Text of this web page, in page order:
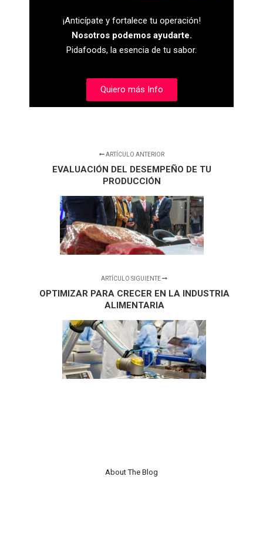
¡Anticípate y fortalece tu operación!
Nosotros podemos ayudarte.
Pidafoods, la esencia de tu sabor.
Quiero más Info
ARTÍCULO ANTERIOR
EVALUACIÓN DEL DESEMPEÑO DE TU
PRODUCCIÓN
ARTÍCULO SIGUIENTE
OPTIMIZAR PARA CRECER EN LA INDUSTRIA
ALIMENTARIA
About The Blog